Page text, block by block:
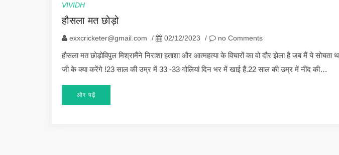
VIVIDH
हौसला मत छोड़ो
exxcricketer@gmail.com / 02/12/2023 / no Comments
हौसला मत छोड़ोविपुल मिश्रामैंने निराशा हताशा और आत्महत्या के विचारों का वो दौर झेला है जब मैं ये सोचता
जी के क्या करेंगे !23 साल की उम्र में 33 -33 गोलियां दिन भर में खाई हैं.22 साल की उम्र में नींद की…
और पढ़ें